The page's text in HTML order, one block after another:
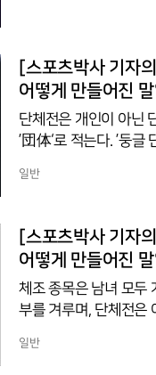
도 거듭 갖고 집 위에
[스포츠박사 기자
어떻게 만들어진
단체전은 개인이 아닌
’団体‘로 적는다. ’둥글
일본의 영향을 받은
번역한 말이다. 단체는
점기때부터 단체라는
일반
[스포츠박사 기자
어떻게 만들어진
체조 종목은 남녀 모두
부를 겨루며, 단체전은
'개인'이란 영어
일반